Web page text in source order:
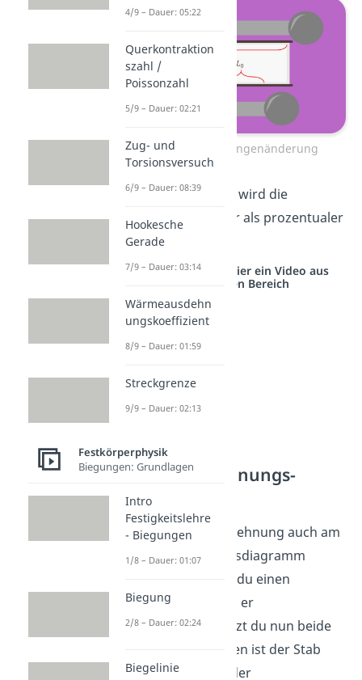
Berechnung der Längenänderung
Wie du sehen kannst, wird die
Bruchdehnung immer als prozentualer
Wert angegeben.
Studyflix vernetzt: Hier ein Video aus
einem anderen Bereich
Spannungs-Dehnungs-
Diagramm
Du kannst die Bruchdehnung auch am
Spannungs-Dehnungsdiagramm
ablesen. Dabei ziehst du einen
Stahlstab so lange bis er
auseinanderreißt. Setzt du nun beide
Teile wieder zusammen ist der Stab
länger als zuvor. Bei der
4/9 – Dauer: 05:22
Querkontraktion
szahl /
Poissonzahl
5/9 – Dauer: 02:21
Zug- und
Torsionsversuch
6/9 – Dauer: 08:39
Hookesche
Gerade
7/9 – Dauer: 03:14
Wärmeausdehn
ungskoeffizient
8/9 – Dauer: 01:59
Streckgrenze
9/9 – Dauer: 02:13
Festkörperphysik
Biegungen: Grundlagen
Intro
Festigkeitslehre
- Biegungen
1/8 – Dauer: 01:07
Biegung
2/8 – Dauer: 02:24
Biegelinie